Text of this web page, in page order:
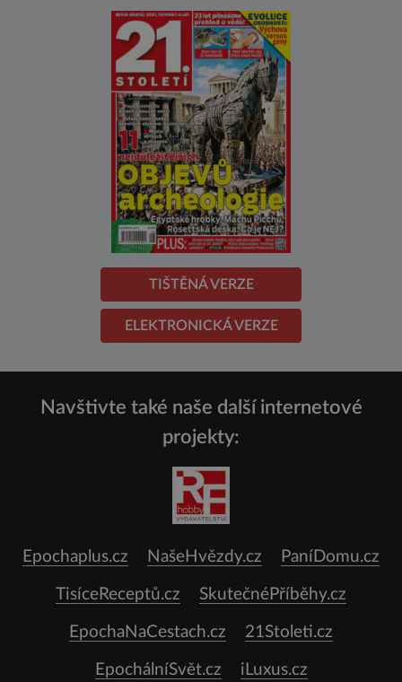
TIŠTĚNÁ VERZE
ELEKTRONICKÁ VERZE
Navštivte také naše další internetové
projekty:
Epochaplus.cz NašeHvězdy.cz PaníDomu.cz
TisíceReceptů.cz SkutečnéPříběhy.cz
EpochaNaCestach.cz 21Stoleti.cz
EpochálníSvět.cz iLuxus.cz